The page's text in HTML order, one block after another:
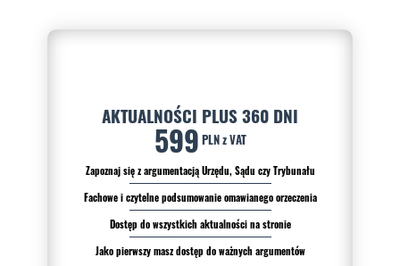
AKTUALNOŚCI PLUS 360 DNI
599 PLN z VAT
Zapoznaj się z argumentacją Urzędu, Sądu czy Trybunału
Fachowe i czytelne podsumowanie omawianego orzeczenia
Dostęp do wszystkich aktualności na stronie
Jako pierwszy masz dostęp do ważnych argumentów